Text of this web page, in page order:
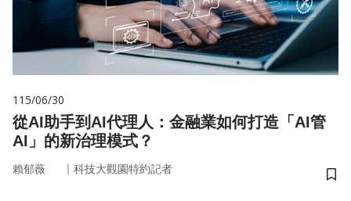
115/06/30
從AI助手到AI代理人：金融業如何打造「AI管
AI」的新治理模式？
賴郁薇 ｜ 科技大觀園特約記者
儲